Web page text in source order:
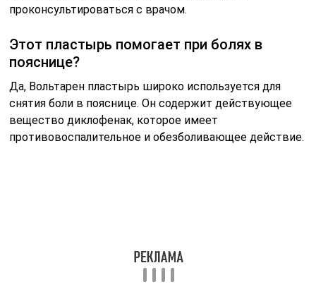
проконсультироваться с врачом.
Этот пластырь помогает при болях в
пояснице?
Да, Вольтарен пластырь широко используется для
снятия боли в пояснице. Он содержит действующее
вещество диклофенак, которое имеет
противовоспалительное и обезболивающее действие.